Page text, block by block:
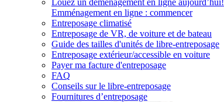
Emménagement en ligne : commencer
Entreposage climatisé
Entreposage de VR, de voiture et de bateau
Guide des tailles d'unités de libre-entreposage
Entreposage extérieur/accessible en voiture
Payer ma facture d'entreposage
FAQ
Conseils sur le libre-entreposage
Fournitures d’entreposage